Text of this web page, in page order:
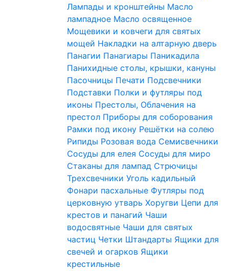
Лампады и кронштейны Масло
лампадное Масло освященное
Мощевики и ковчеги для святых
мощей Накладки на алтарную дверь
Панагии Панагиары Паникадила
Панихидные столы, крышки, кануны
Пасочницы Печати Подсвечники
Подставки Полки и футляры под
иконы Престолы, Облачения на
престол Приборы для соборования
Рамки под икону Решётки на солею
Рипиды Розовая вода Семисвечники
Сосуды для елея Сосуды для миро
Стаканы для лампад Стрючицы
Трехсвечники Уголь кадильный
Фонари пасхальные Футляры под
церковную утварь Хоругви Цепи для
крестов и панагий Чаши
водосвятные Чаши для святых
частиц Четки Штандарты Ящики для
свечей и огарков Ящики
крестильные